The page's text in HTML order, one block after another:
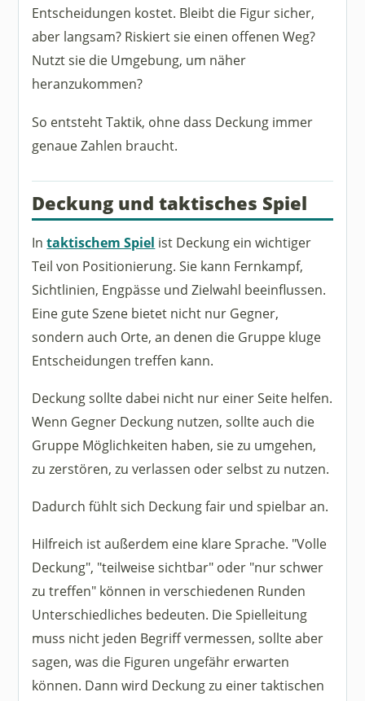
Entscheidungen kostet. Bleibt die Figur sicher,
aber langsam? Riskiert sie einen offenen Weg?
Nutzt sie die Umgebung, um näher
heranzukommen?
So entsteht Taktik, ohne dass Deckung immer
genaue Zahlen braucht.
Deckung und taktisches Spiel
Intaktischem Spiel ist Deckung ein wichtiger
Teil von Positionierung. Sie kann Fernkampf,
Sichtlinien, Engpässe und Zielwahl beeinflussen.
Eine gute Szene bietet nicht nur Gegner,
sondern auch Orte, an denen die Gruppe kluge
Entscheidungen treffen kann.
Deckung sollte dabei nicht nur einer Seite helfen.
Wenn Gegner Deckung nutzen, sollte auch die
Gruppe Möglichkeiten haben, sie zu umgehen,
zu zerstören, zu verlassen oder selbst zu nutzen.
Dadurch fühlt sich Deckung fair und spielbar an.
Hilfreich ist außerdem eine klare Sprache. "Volle
Deckung", "teilweise sichtbar" oder "nur schwer
zu treffen" können in verschiedenen Runden
Unterschiedliches bedeuten. Die Spielleitung
muss nicht jeden Begriff vermessen, sollte aber
sagen, was die Figuren ungefähr erwarten
können. Dann wird Deckung zu einer taktischen